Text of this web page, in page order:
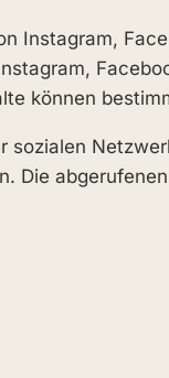
Instagram,
können
sozialen
Die